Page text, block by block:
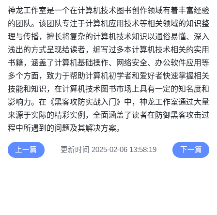
神龙工作室是一个在计算机技术图书创作领域有着丰富经验
的团队。该团队专注于计算机应用技术等相关领域的知识整
理与传播，擅长将复杂的计算机技术知识以通俗易懂、深入
浅出的方式呈现给读者，编写过多本计算机技术相关的实用
书籍，涵盖了计算机基础操作、网络安全、办公软件应用等
多个方面，致力于帮助计算机初学者和爱好者快速掌握相关
技能和知识，在计算机技术图书市场上具有一定的知名度和
影响力。在《黑客攻防实战入门》中，神龙工作室通过大量
来源于实际的精彩实例，全面涵盖了读者在防御黑客攻击过
程中所遇到的问题及其解决方案。
上一篇 更新时间 2025-02-06 13:58:19 下一篇